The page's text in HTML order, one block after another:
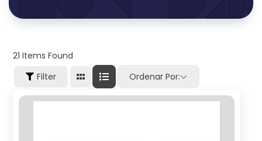
21 Items Found
Filter
Ordenar Por: